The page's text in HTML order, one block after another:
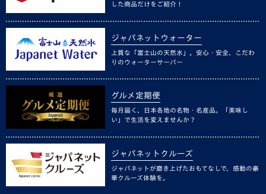
した商品だけをご紹介！
ジャパネットウォーター
上質な「富士山の天然水」。安心・安全、こだわ
りのウォーターサーバー
グルメ定期便
毎月届く、日本各地の名物・名産品。「美味し
い」で生活を変えませんか？
ジャパネットクルーズ
ジャパネットが磨き上げたおもてなしで、感動の豪
華クルーズ体験を。